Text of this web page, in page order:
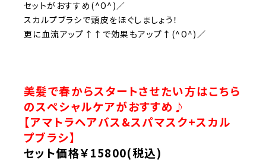
セットがおすすめ(^O^)／
スカルプブラシで頭皮をほぐしましょう！
更に血流アップ↑↑で効果もアップ↑(^O^)／
美髪で春からスタートさせたい方はこちら
のスペシャルケアがおすすめ♪
【アマトラヘアバス&スパマスク+スカル
プブラシ】
セット価格￥15800(税込)